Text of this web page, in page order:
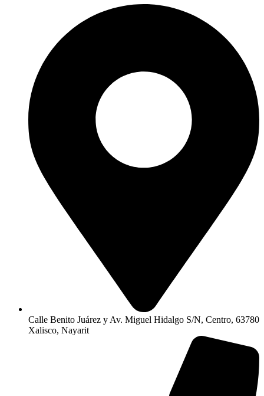
Calle Benito Juárez y Av. Miguel Hidalgo S/N, Centro, 63780
Xalisco, Nayarit